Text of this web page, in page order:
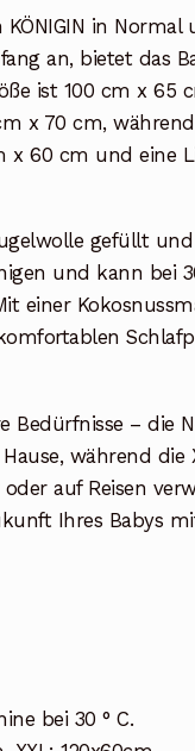
in Normal
an, bietet das
ist 100 cm x 65
x 70 cm,
x 60 cm und eine
gefüllt
und kann bei
einer
Bedürfnisse – die
während die
auf Reisen
Ihres Babys
bei 30 ° C.